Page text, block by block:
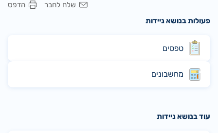
הדפס
שלח לחבר
פעולות בנושא ניידות
טפסים
מחשבונים
עוד בנושא ניידות